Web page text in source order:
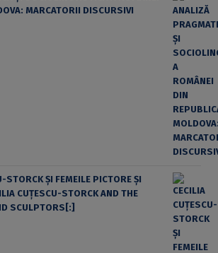
MARCATORII DISCURSIVI
STORCK ŞI FEMEILE PICTORE ŞI
CUŢESCU-STORCK AND THE
SCULPTORS[:]